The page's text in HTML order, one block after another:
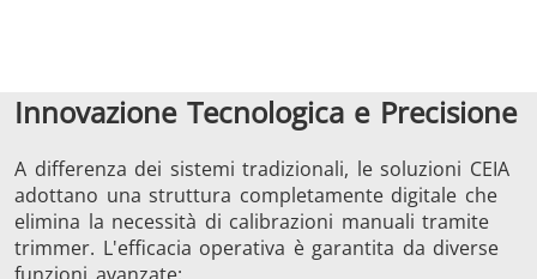
Innovazione Tecnologica e Precisione
A differenza dei sistemi tradizionali, le soluzioni CEIA
adottano una struttura completamente digitale che
elimina la necessità di calibrazioni manuali tramite
trimmer. L'efficacia operativa è garantita da diverse